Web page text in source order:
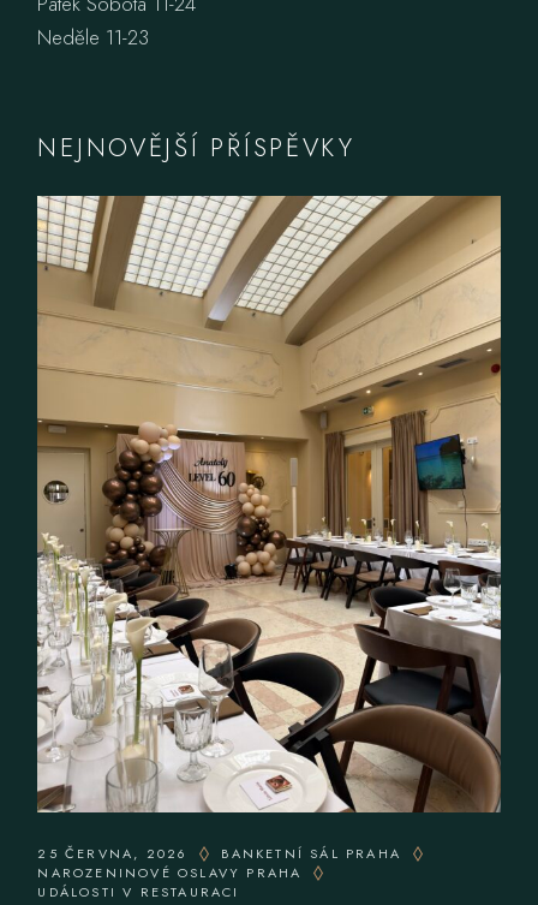
Neděle 11-23
NEJNOVĚJŠÍ PŘÍSPĚVKY
25 ČERVNA, 2026
BANKETNÍ SÁL PRAHA
NAROZENINOVÉ OSLAVY PRAHA
UDÁLOSTI V RESTAURACI